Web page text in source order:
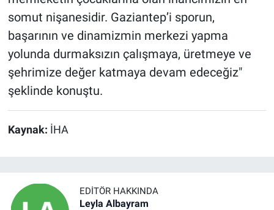
somut nişanesidir. Gaziantep’i sporun,
başarının ve dinamizmin merkezi yapma
yolunda durmaksızın çalışmaya, üretmeye ve
şehrimize değer katmaya devam edeceğiz"
şeklinde konuştu.
Kaynak: İHA
EDITÖR HAKKINDA
Leyla Albayram